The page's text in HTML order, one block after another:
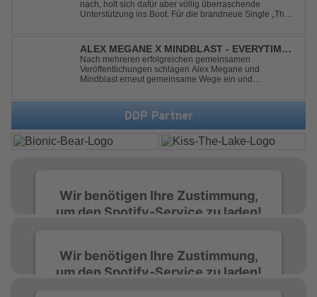
nach, holt sich dafür aber völlig überraschende
Unterstützung ins Boot. Für die brandneue Single „The
still war. „The End“ ist ei...
ALEX MEGANE X MINDBLAST - EVERYTIME
WE TOUCH
Nach mehreren erfolgreichen gemeinsamen
Veröffentlichungen schlagen Alex Megane und
Mindblast erneut gemeinsame Wege ein und
Zusammenarbeit. Für ihre aktuelle Single haben sie sich
einen echten Klassiker vorgenommen: den
unvergessenen Song von Ma...
DDP Partner
Wir benötigen Ihre Zustimmung,
um den Spotify-Service zu laden!
einzubetten. Dieser Service kann Daten zu
Ihren Aktivitäten sammeln. Bitte lesen Sie die
Wir benötigen Ihre Zustimmung,
um den Spotify-Service zu laden!